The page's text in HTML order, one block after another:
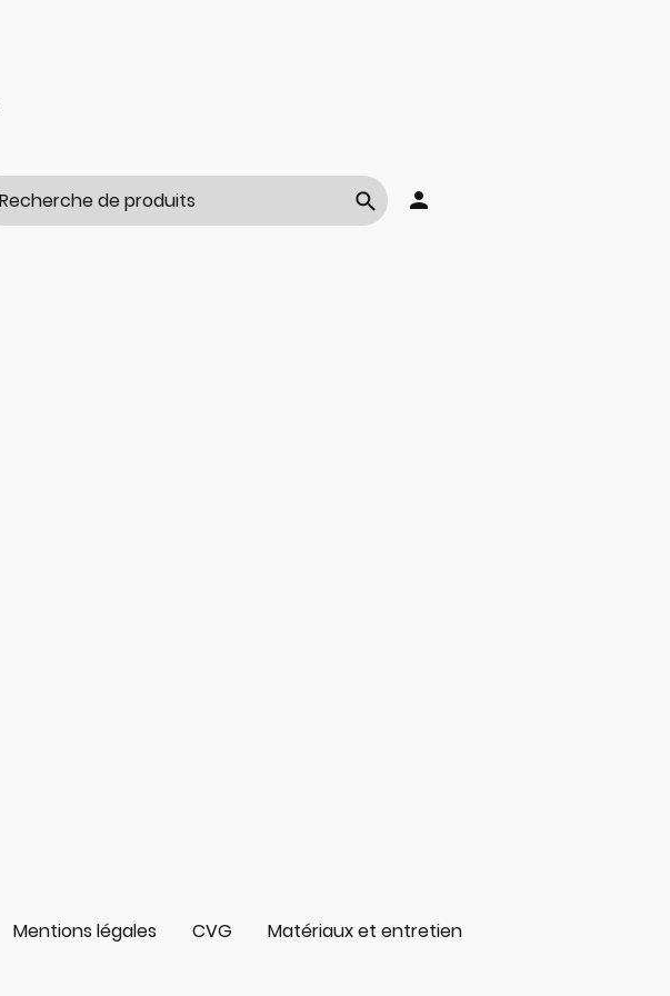
Mentions légales CVG
Matériaux et entretien